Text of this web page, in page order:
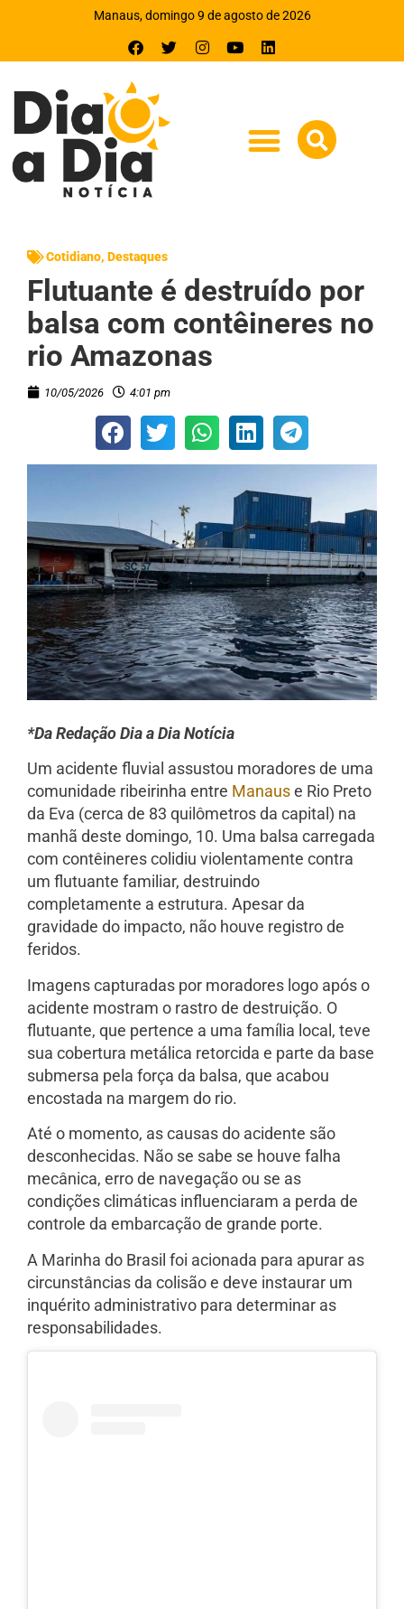
Manaus, domingo 9 de agosto de 2026
Cotidiano, Destaques
Flutuante é destruído por
balsa com contêineres no
rio Amazonas
10/05/2026 4:01 pm
*Da Redação Dia a Dia Notícia
Um acidente fluvial assustou moradores de uma
comunidade ribeirinha entre Manause Rio Preto
da Eva (cerca de 83 quilômetros da capital) na
manhã deste domingo, 10. Uma balsa carregada
com contêineres colidiu violentamente contra
um flutuante familiar, destruindo
completamente a estrutura. Apesar da
gravidade do impacto, não houve registro de
feridos.
Imagens capturadas por moradores logo após o
acidente mostram o rastro de destruição. O
flutuante, que pertence a uma família local, teve
sua cobertura metálica retorcida e parte da base
submersa pela força da balsa, que acabou
encostada na margem do rio.
Até o momento, as causas do acidente são
desconhecidas. Não se sabe se houve falha
mecânica, erro de navegação ou se as
condições climáticas influenciaram a perda de
controle da embarcação de grande porte.
A Marinha do Brasil foi acionada para apurar as
circunstâncias da colisão e deve instaurar um
inquérito administrativo para determinar as
responsabilidades.